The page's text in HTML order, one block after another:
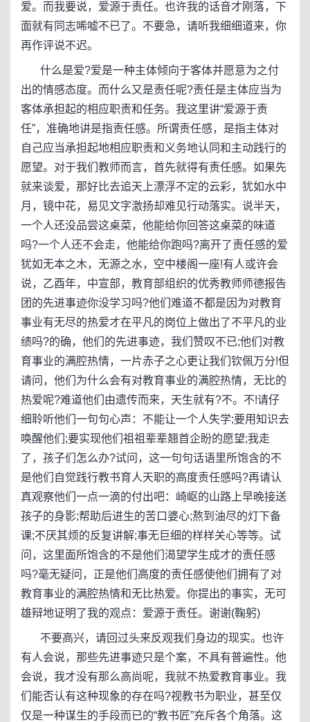
爱。而我要说，爱源于责任。也许我的话音才刚落，下
面就有同志唏嘘不已了。不要急，请听我细细道来，你
再作评说不迟。
什么是爱?爱是一种主体倾向于客体并愿意为之付
出的情感态度。而什么又是责任呢?责任是主体应当为
客体承担起的相应职责和任务。我这里讲“爱源于责
任”，准确地讲是指责任感。所谓责任感，是指主体对
自己应当承担起地相应职责和义务地认同和主动践行的
愿望。对于我们教师而言，首先就得有责任感。如果先
就来谈爱，那好比去追天上漂浮不定的云彩，犹如水中
月，镜中花，易见文字激扬却难见行动落实。说半天，
一个人还没品尝这桌菜，他能给你回答这桌菜的味道
吗?一个人还不会走，他能给你跑吗?离开了责任感的爱
犹如无本之木，无源之水，空中楼阁一座!有人或许会
说，乙酉年，中宣部，教育部组织的优秀教师师德报告
团的先进事迹你没学习吗?他们难道不都是因为对教育
事业有无尽的热爱才在平凡的岗位上做出了不平凡的业
绩吗?的确，他们的先进事迹，我们赞叹不已;他们对教
育事业的满腔热情，一片赤子之心更让我们钦佩万分!但
请问，他们为什么会有对教育事业的满腔热情，无比的
热爱呢?难道他们由遗传而来，天生就有?不。不!请仔
细聆听他们一句句心声：不能让一个人失学;要用知识去
唤醒他们;要实现他们祖祖辈辈翘首企盼的愿望;我走
了，孩子们怎么办?试问，这一句句话语里所饱含的不
是他们自觉践行教书育人天职的高度责任感吗?再请认
真观察他们一点一滴的付出吧：崎岖的山路上早晚接送
孩子的身影;帮助后进生的苦口婆心;熬到油尽的灯下备
课;不厌其烦的反复讲解;事无巨细的样样关心等等。试
问，这里面所饱含的不是他们渴望学生成才的责任感
吗?毫无疑问，正是他们高度的责任感使他们拥有了对
教育事业的满腔热情和无比热爱。你提出的事实，无可
雄辩地证明了我的观点：爱源于责任。谢谢(鞠躬)
不要高兴，请回过头来反观我们身边的现实。也许
有人会说，那些先进事迹只是个案，不具有普遍性。他
会说，我才没有那么高尚呢，我就不热爱教育事业。我
们能否认有这种现象的存在吗?视教书为职业，甚至仅
仅是一种谋生的手段而已的“教书匠”充斥各个角落。这